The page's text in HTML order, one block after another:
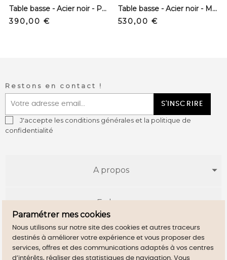
Table basse - Acier noir - Petite
Prix
390,00 €
Table basse - Acier noir - Moyenne
Prix
530,00 €
Restons en contact !
S'INSCRIRE
J'accepte les conditions générales et la politique de
confidentialité
A propos
E-shop
Infos utiles
Paramétrer mes cookies
Nous utilisons sur notre site des cookies et autres traceurs
destinés à améliorer votre expérience et vous proposer des
services, offres et des communications adaptés à vos centres
d’intérêts, réaliser des statistiques de navigation. Vous